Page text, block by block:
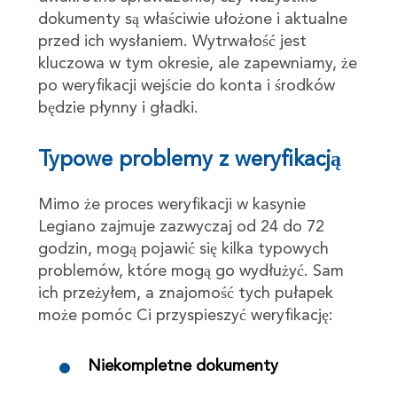
dokumenty są właściwie ułożone i aktualne
przed ich wysłaniem. Wytrwałość jest
kluczowa w tym okresie, ale zapewniamy, że
po weryfikacji wejście do konta i środków
będzie płynny i gładki.
Typowe problemy z weryfikacją
Mimo że proces weryfikacji w kasynie
Legiano zajmuje zazwyczaj od 24 do 72
godzin, mogą pojawić się kilka typowych
problemów, które mogą go wydłużyć. Sam
ich przeżyłem, a znajomość tych pułapek
może pomóc Ci przyspieszyć weryfikację:
Niekompletne dokumenty